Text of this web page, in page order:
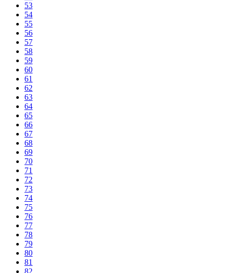
53
54
55
56
57
58
59
60
61
62
63
64
65
66
67
68
69
70
71
72
73
74
75
76
77
78
79
80
81
82